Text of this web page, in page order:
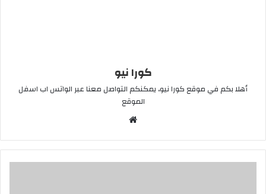
كورا نيو
أهلا بكم في موقع كورا نيو، يمكنكم التواصل معنا عبر الواتس اب اسفل
الموقع